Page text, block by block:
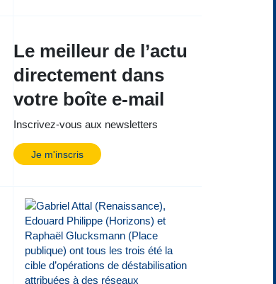
Le meilleur de l’actu
directement dans
votre boîte e-mail
Inscrivez-vous aux newsletters
Je m'inscris